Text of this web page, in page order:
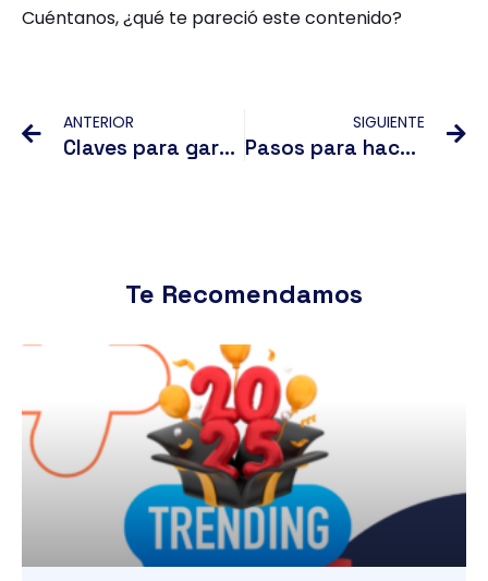
Cuéntanos, ¿qué te pareció este contenido?
ANTERIOR
Claves para garantizar el éxito de tu tienda online
SIGUIENTE
Pasos para hacer vídeos en TikTok como un Pro
Te Recomendamos